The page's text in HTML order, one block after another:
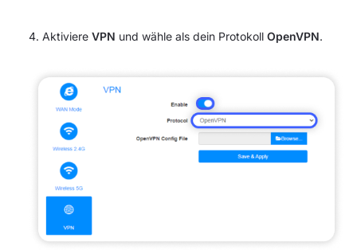
Aktiviere VPN und wähle als dein Protokoll OpenVPN.